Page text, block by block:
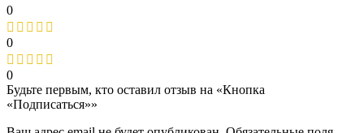
0
0
0
Будьте первым, кто оставил отзыв на «Кнопка
«Подписаться»»